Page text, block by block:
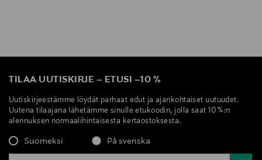
TILAA UUTISKIRJE – ETUSI –10 %
Uutiskirjeestämme löydät parhaat edut ja ajankohtaiset uutuudet.
Uutena tilaajana lähetämme sinulle etukoodin, jolla saat 10 %:n
alennuksen normaalihintaisesta kertaostoksesta.
Suomeksi På svenska